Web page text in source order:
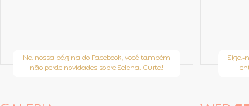
Na nossa página do Facebook, você também
não perde novidades sobre Selena. Curta!
Siga-